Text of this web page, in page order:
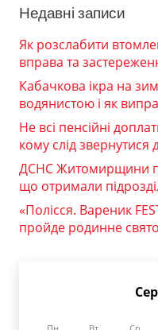
Недавні записи
Як розслабити
вправа та
Кабачкова ікра на
водянистою і як
Не всі пенсійні
кому слід
ДСНС Житомирщини
що отримали
«Полісся. Вареник
пройде родинне свято